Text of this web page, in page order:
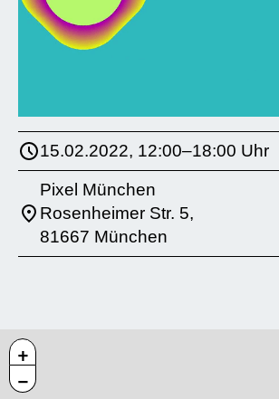
15.02.2022, 12:00–18:00 Uhr
Pixel München
Rosenheimer Str. 5,
81667 München
+
−